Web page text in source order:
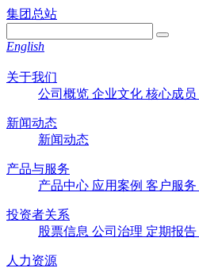
集团总站
English
关于我们
公司概览 企业文化 核心成员
新闻动态
新闻动态
产品与服务
产品中心 应用案例 客户服务
投资者关系
股票信息 公司治理 定期报告
人力资源